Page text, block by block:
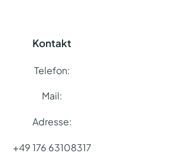
Kontakt
Telefon:
Mail:
Adresse:
+49 176 63108317